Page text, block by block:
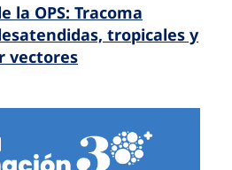
la OPS: Tracoma
tropicales y
vectores